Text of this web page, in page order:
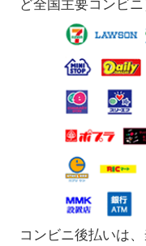
ど全国主要コンビニ
コンビニ後払いは